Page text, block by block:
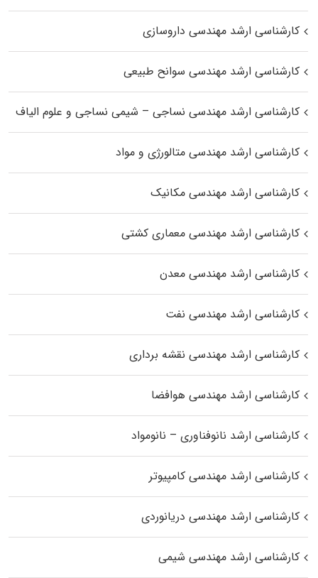
کارشناسی ارشد مهندسی داروسازی
کارشناسی ارشد مهندسی سوانح طبیعی
کارشناسی ارشد مهندسی نساجی – شیمی نساجی و علوم الیاف
کارشناسی ارشد مهندسی متالورژی و مواد
کارشناسی ارشد مهندسی مکانیک
کارشناسی ارشد مهندسی معماری کشتی
کارشناسی ارشد مهندسی معدن
کارشناسی ارشد مهندسی نفت
کارشناسی ارشد مهندسی نقشه برداری
کارشناسی ارشد مهندسی هوافضا
کارشناسی ارشد نانوفناوری – نانومواد
کارشناسی ارشد مهندسی کامپیوتر
کارشناسی ارشد مهندسی دریانوردی
کارشناسی ارشد مهندسی شیمی